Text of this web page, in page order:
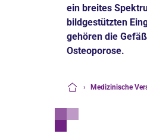
ein breites
bildgestützten
gehören die
Osteoporose.
› Medizinische